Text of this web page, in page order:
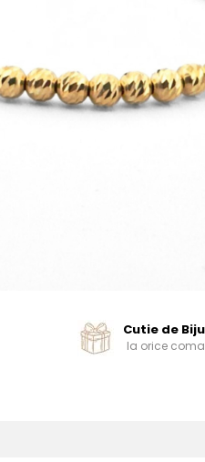
Cutie de
la orice